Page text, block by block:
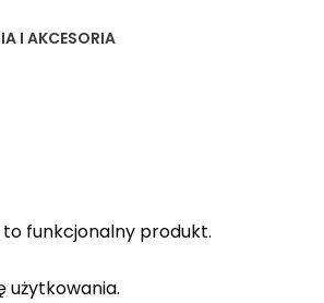
I AKCESORIA
to funkcjonalny produkt.
użytkowania.